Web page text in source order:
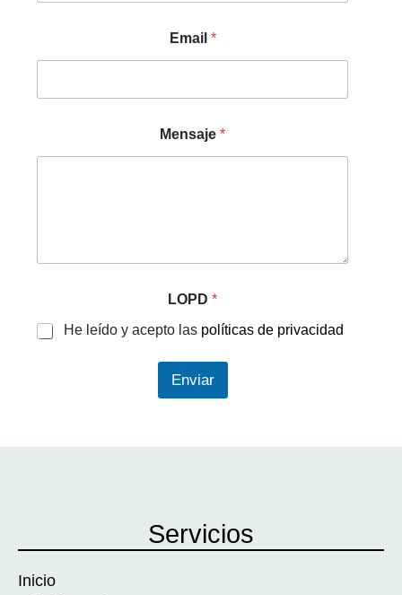
Email *
Mensaje*
LOPD*
He leído y acepto las políticas de privacidad
Enviar
Servicios
Inicio